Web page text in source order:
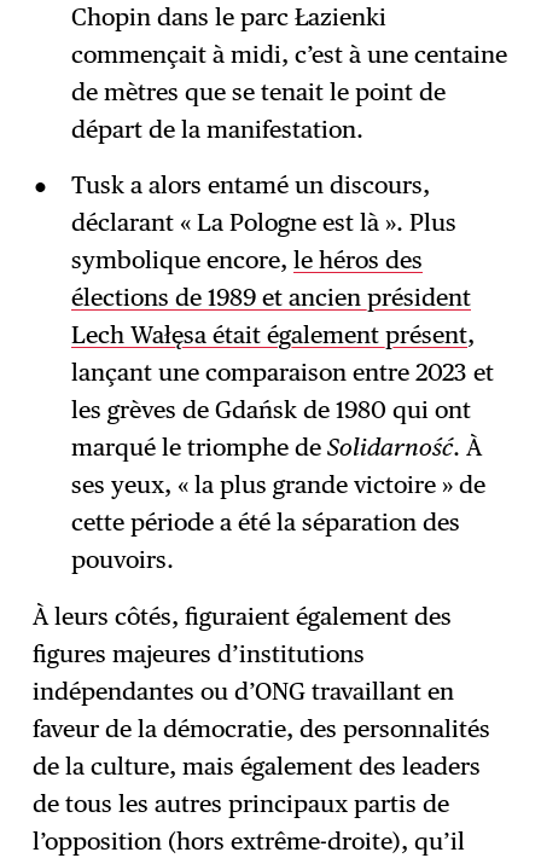
Chopin dans le parc Łazienki
commençait à midi, c’est à une centaine
de mètres que se tenait le point de
départ de la manifestation.
Tusk a alors entamé un discours,
déclarant « La Pologne est là ». Plus
symbolique encore, le héros des
élections de 1989 et ancien président
Lech Wałęsa était également présent,
lançant une comparaison entre 2023 et
les grèves de Gdańsk de 1980 qui ont
marqué le triomphe de Solidarność. À
ses yeux, « la plus grande victoire » de
cette période a été la séparation des
pouvoirs.
À leurs côtés, figuraient également des
figures majeures d’institutions
indépendantes ou d’ONG travaillant en
faveur de la démocratie, des personnalités
de la culture, mais également des leaders
de tous les autres principaux partis de
l’opposition (hors extrême-droite), qu’il